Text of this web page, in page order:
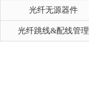
光纤无源器件
光纤跳线&配线管理